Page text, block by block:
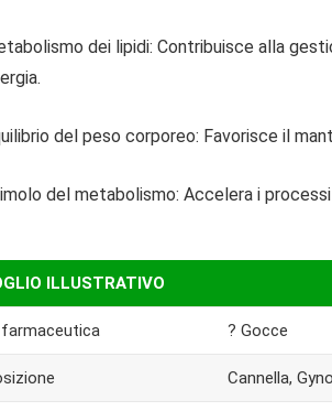
dei lipidi: Contribuisce alla
del peso corporeo: Favorisce il
del metabolismo: Accelera i
ILLUSTRATIVO
? Gocce
Cannella,